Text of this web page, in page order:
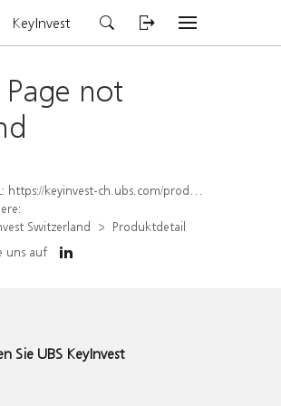
KeyInvest
not
https://keyinvest-ch.ubs.com/produkt/detail/index/isin/CH1562164827
Switzerland
Produktdetail
uns auf
Sie UBS KeyInvest